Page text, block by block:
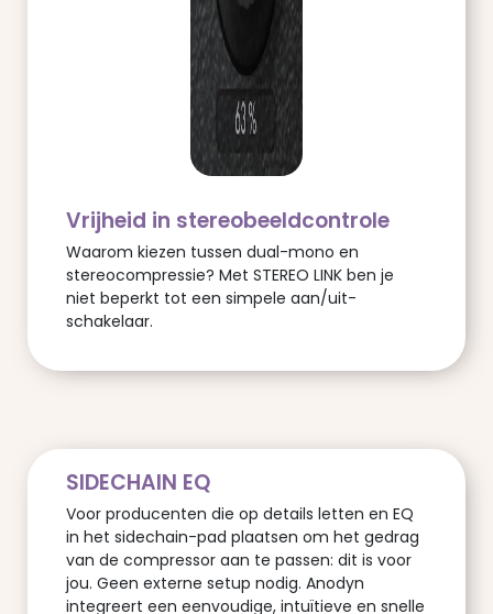
Vrijheid in stereobeeldcontrole
Waarom kiezen tussen dual-mono en
stereocompressie? Met STEREO LINK ben je
niet beperkt tot een simpele aan/uit-
schakelaar.
SIDECHAIN EQ
Voor producenten die op details letten en EQ
in het sidechain-pad plaatsen om het gedrag
van de compressor aan te passen: dit is voor
jou. Geen externe setup nodig. Anodyn
integreert een eenvoudige, intuïtieve en snelle